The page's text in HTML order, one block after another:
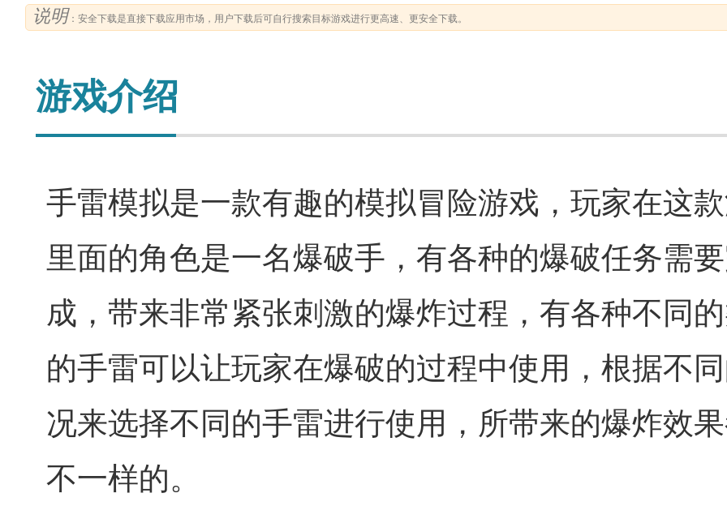
说明：安全下载是直接下载应用市场，用户下载后可自行搜索目标游戏进行更高速、更安全下载。
游戏介绍
手雷模拟是一款有趣的模拟冒险游戏，玩家在这
里面的角色是一名爆破手，有各种的爆破任务需
成，带来非常紧张刺激的爆炸过程，有各种不同
的手雷可以让玩家在爆破的过程中使用，根据不
况来选择不同的手雷进行使用，所带来的爆炸效
不一样的。